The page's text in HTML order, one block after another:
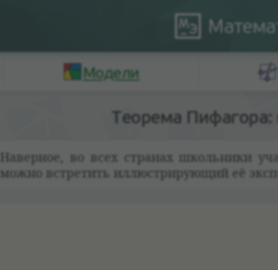
Модели
Теорема
Навер­ное, во всех стра­нах школь­ники
можно встре­тить иллю­стри­рующий её